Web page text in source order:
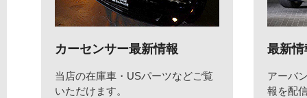
カーセンサー最新情報
当店の在庫車・USパーツなどご覧
いただけます。
最新情
アーバ
報を配